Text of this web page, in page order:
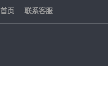
首页 联系客服